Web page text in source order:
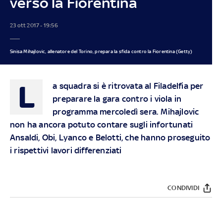
23 ott 2017 - 19:56
Sinisa Mihajlovic, allenatore del Torino, prepara la sfida contro la Fiorentina (Getty)
L
a squadra si è ritrovata al Filadelfia per
preparare la gara contro i viola in
programma mercoledì sera. Mihajlovic
non ha ancora potuto contare sugli infortunati
Ansaldi, Obi, Lyanco e Belotti, che hanno proseguito
i rispettivi lavori differenziati
CONDIVIDI